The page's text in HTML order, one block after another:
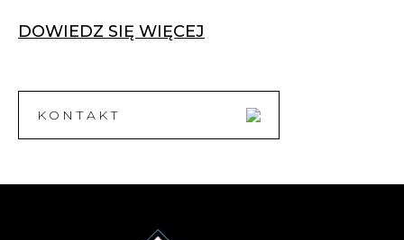
DOWIEDZ SIĘ WIĘCEJ
KONTAKT